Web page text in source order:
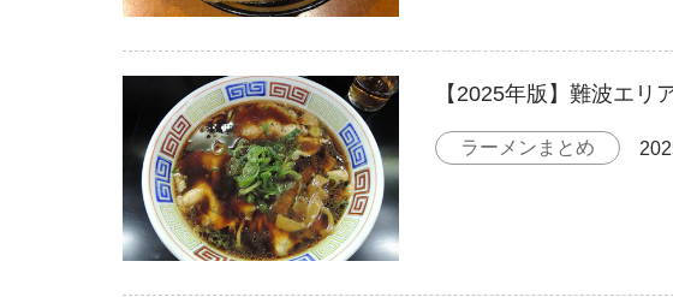
【2025年版】難波エ
ラーメンまとめ